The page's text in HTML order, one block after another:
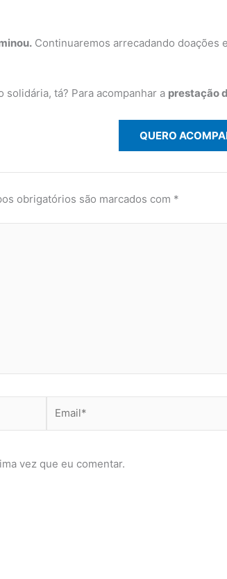
Continuaremos arrecadando doações
tá? Para acompanhar a prestação
QUERO
obrigatórios são marcados com *
vez que eu comentar.